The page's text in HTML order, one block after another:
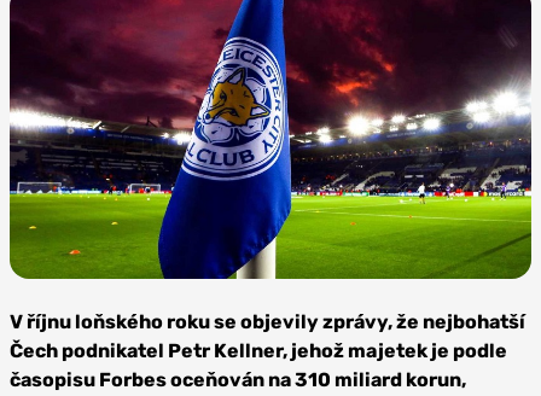
Bromwich Albion
V říjnu loňského roku se objevily zprávy, že nejbohatší
Čech podnikatel Petr Kellner, jehož majetek je podle
časopisu Forbes oceňován na 310 miliard korun,